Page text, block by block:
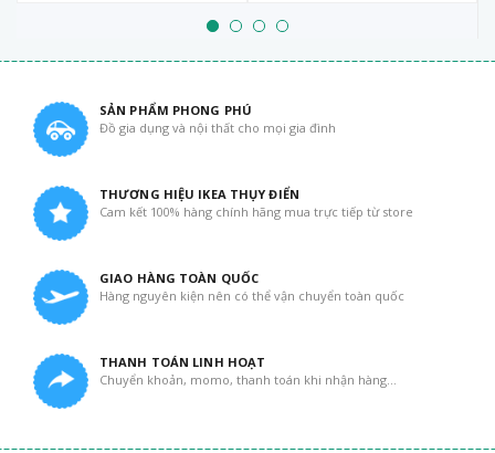
SẢN PHẨM PHONG PHÚ
Đồ gia dụng và nội thất cho mọi gia đình
THƯƠNG HIỆU IKEA THỤY ĐIỂN
Cam kết 100% hàng chính hãng mua trực tiếp từ store
GIAO HÀNG TOÀN QUỐC
Hàng nguyên kiện nên có thể vận chuyển toàn quốc
THANH TOÁN LINH HOẠT
Chuyển khoản, momo, thanh toán khi nhận hàng...